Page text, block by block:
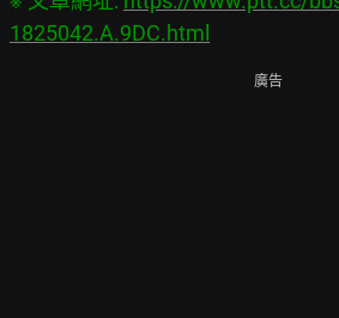
1825042.A.9DC.html
廣告